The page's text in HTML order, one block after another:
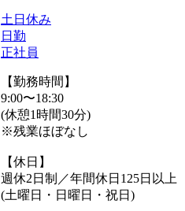
土日休み
日勤
正社員
【勤務時間】
9:00〜18:30
(休憩1時間30分)
※残業ほぼなし
【休日】
週休2日制／年間休日125日以上
(土曜日・日曜日・祝日)